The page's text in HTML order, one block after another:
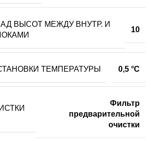
ВЫСОТ МЕЖДУ ВНУТР. И
10
ТЕМПЕРАТУРЫ 0,5 °С
Фильтр
предварительной
очистки